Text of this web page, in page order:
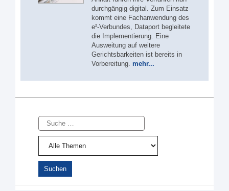
durchgängig digital. Zum Einsatz
kommt eine Fachanwendung des
e²-Verbundes, Dataport begleitete
die Implementierung. Eine
Ausweitung auf weitere
Gerichtsbarkeiten ist bereits in
Vorbereitung. mehr...
Suche